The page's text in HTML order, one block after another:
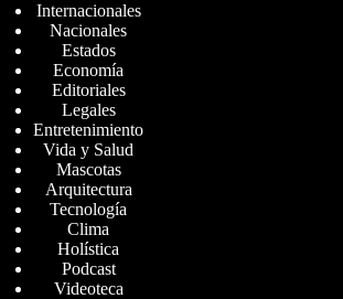
Internacionales
Nacionales
Estados
Economía
Editoriales
Legales
Entretenimiento
Vida y Salud
Mascotas
Arquitectura
Tecnología
Clima
Holística
Podcast
Videoteca